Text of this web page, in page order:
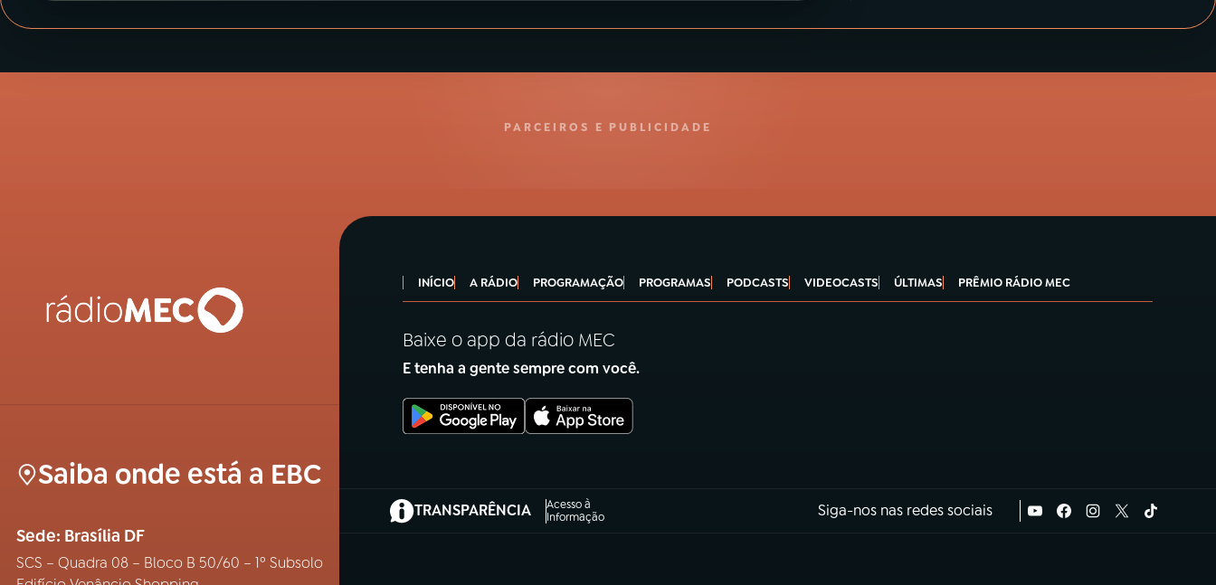
PARCEIROS E PUBLICIDADE
Saiba onde está a EBC
Sede: Brasília DF
SCS – Quadra 08 – Bloco B 50/60 – 1º Subsolo
INÍCIO A RÁDIO PROGRAMAÇÃO PROGRAMAS PODCASTS VIDEOCASTS ÚLTIMAS PRÊMIO RÁDIO MEC
Baixe o app da rádio MEC
E tenha a gente sempre com você.
TRANSPARÊNCIA
Acesso à
Informação
(abre em nova aba) Siga-nos nas redes sociais